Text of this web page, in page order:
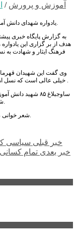
آموزش و پرورش /
یادواره شهدای دانش آموز ساوجبلاغ امروز در سالن بزرگ ۹ دی هشتگرد برگزار شد.
به گزارش پایگاه خبری
هدف از بر گزاری این
فرهنگ ایثار و شهادت به
وی گفت این شهیدان
خیلی عالی است که نسل امروز با پدر و مادر این بزرگان آشنا و با انان تجدید میثاق کنند .
شهرستان به عدد دو رقمی نمیرسید و جمعیت چندانی نداشت.
شعر خوانی ، سرود ، سخنرانی ، نمایش فیلم و …. بخشی از این آیین بود.
خبر قبلی سیاسی
خبر بعدی تمام